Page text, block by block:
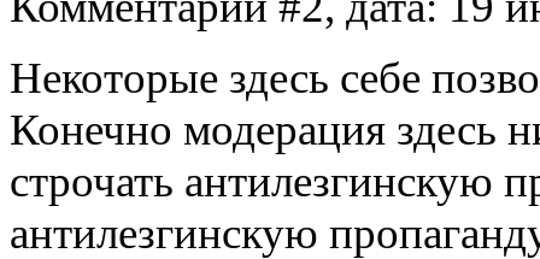
Некоторые здесь себе
Конечно модерация здесь
строчать антилезгинскую
антилезгинскую